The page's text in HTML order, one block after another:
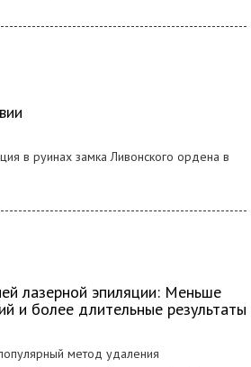
в руинах замка Ливонского ордена в
лазерной эпиляции: Меньше
и более длительные результаты
метод удаления